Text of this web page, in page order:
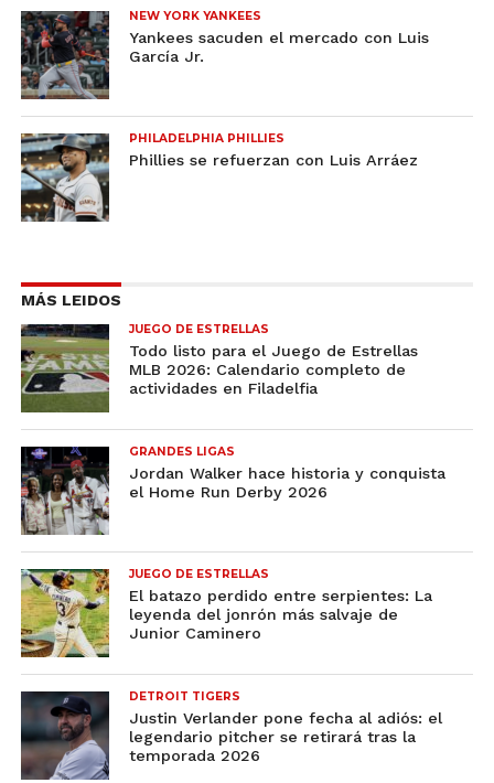
NEW YORK YANKEES
Yankees sacuden el mercado con Luis
García Jr.
PHILADELPHIA PHILLIES
Phillies se refuerzan con Luis Arráez
MÁS LEIDOS
JUEGO DE ESTRELLAS
Todo listo para el Juego de Estrellas
MLB 2026: Calendario completo de
actividades en Filadelfia
GRANDES LIGAS
Jordan Walker hace historia y conquista
el Home Run Derby 2026
JUEGO DE ESTRELLAS
El batazo perdido entre serpientes: La
leyenda del jonrón más salvaje de
Junior Caminero
DETROIT TIGERS
Justin Verlander pone fecha al adiós: el
legendario pitcher se retirará tras la
temporada 2026